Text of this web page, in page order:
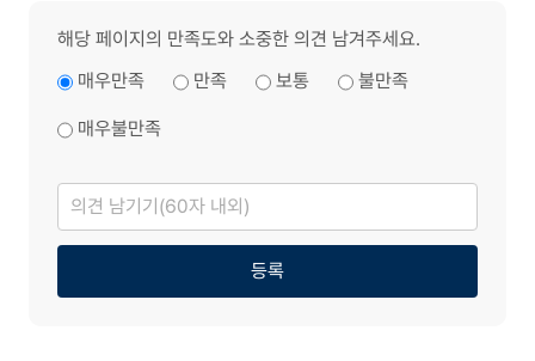
해당 페이지의 만족도와 소중한 의견 남겨주세요.
매우만족
만족 보통 불만족
매우불만족
의
견
남
기
등록